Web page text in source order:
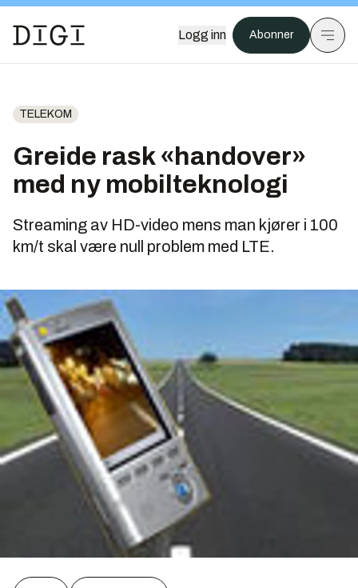
Logg inn Abonner
TELEKOM
Greide rask «handover»
med ny mobilteknologi
Streaming av HD-video mens man kjører i 100
km/t skal være null problem med LTE.